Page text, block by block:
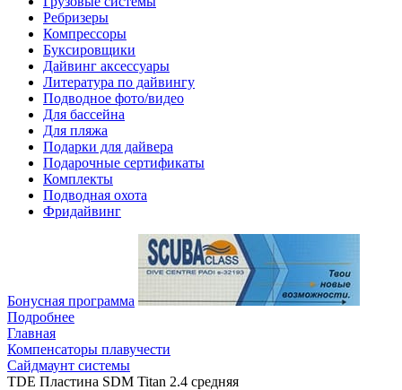
Ребризеры
Компрессоры
Буксировщики
Дайвинг аксессуары
Литература по дайвингу
Подводное фото/видео
Для бассейна
Для пляжа
Подарки для дайвера
Подарочные сертификаты
Комплекты
Подводная охота
Фридайвинг
Бонусная программа
Подробнее
Главная
Компенсаторы плавучести
Сайдмаунт системы
TDE Пластина SDM Titan 2.4 средняя